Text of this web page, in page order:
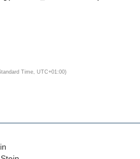
Standard Time, UTC+01:00)